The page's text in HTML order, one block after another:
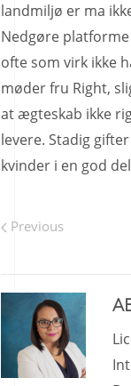
landmiljø er ma
Nedgøre
ofte som virk ikke
møder fru Right,
at ægteskab ikke
levere. Stadig
kvinder i en god
Previous